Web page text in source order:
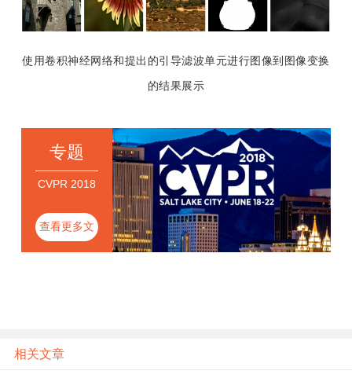
使用卷积神经网络和提出的引导滤波单元进行图像到图像变换
的结果展示
专题
CVPR 2018
查看更多文
章
相关文章